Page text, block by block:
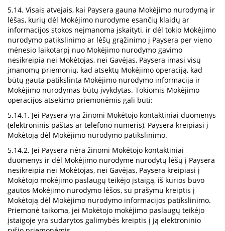
5.14. Visais atvejais, kai Paysera gauna Mokėjimo nurodymą ir
lėšas, kurių dėl Mokėjimo nurodyme esančių klaidų ar
informacijos stokos neįmanoma įskaityti, ir dėl tokio Mokėjimo
nurodymo patikslinimo ar lėšų grąžinimo į Paysera per vieno
mėnesio laikotarpį nuo Mokėjimo nurodymo gavimo
nesikreipia nei Mokėtojas, nei Gavėjas, Paysera imasi visų
įmanomų priemonių, kad atsektų Mokėjimo operaciją, kad
būtų gauta patikslinta Mokėjimo nurodymo informacija ir
Mokėjimo nurodymas būtų įvykdytas. Tokiomis Mokėjimo
operacijos atsekimo priemonėmis gali būti:
5.14.1. Jei Paysera yra žinomi Mokėtojo kontaktiniai duomenys
(elektroninis paštas ar telefono numeris), Paysera kreipiasi į
Mokėtoją dėl Mokėjimo nurodymo patikslinimo.
5.14.2. Jei Paysera nėra žinomi Mokėtojo kontaktiniai
duomenys ir dėl Mokėjimo nurodyme nurodytų lėšų į Paysera
nesikreipia nei Mokėtojas, nei Gavėjas, Paysera kreipiasi į
Mokėtojo mokėjimo paslaugų teikėjo įstaigą, iš kurios buvo
gautos Mokėjimo nurodymo lėšos, su prašymu kreiptis į
Mokėtoją dėl Mokėjimo nurodymo informacijos patikslinimo.
Priemonė taikoma, jei Mokėtojo mokėjimo paslaugų teikėjo
įstaigoje yra sudarytos galimybės kreiptis į ją elektroninio